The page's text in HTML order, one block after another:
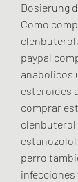
Dosierung
Como
paypal
anabolicos
esteroides
comprar
clenbuterol
perro
infecciones